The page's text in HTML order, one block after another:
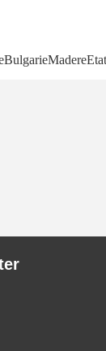
BulgarieMadere